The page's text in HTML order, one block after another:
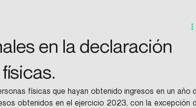
en la declaración
físicas que hayan obtenido ingresos en un año
obtenidos en el ejercicio 2023, con la excepción